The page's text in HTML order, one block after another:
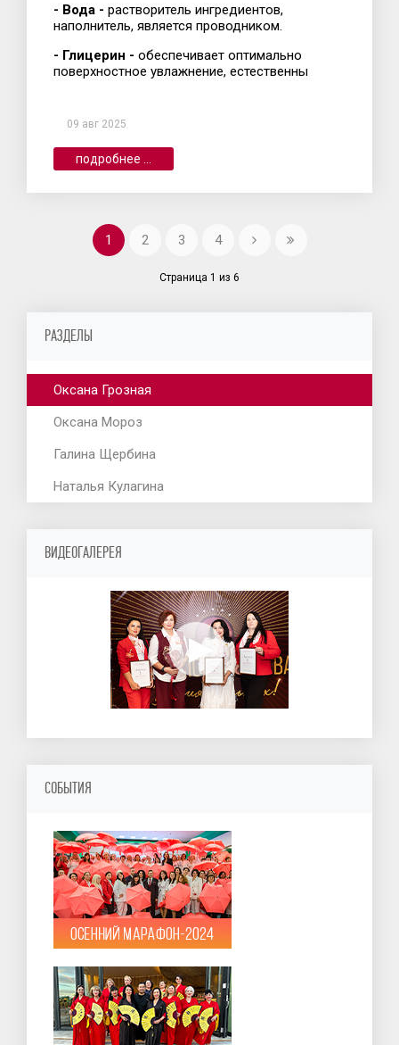
- Вода - растворитель ингредиентов,
наполнитель, является проводником.
- Глицерин - обеспечивает оптимально
поверхностное увлажнение, естественны
09 авг 2025
подробнее ...
1 2 3 4
Страница 1 из 6
РАЗДЕЛЫ
Оксана Грозная
Оксана Мороз
Галина Щербина
Наталья Кулагина
ВИДЕОГАЛЕРЕЯ
СОБЫТИЯ